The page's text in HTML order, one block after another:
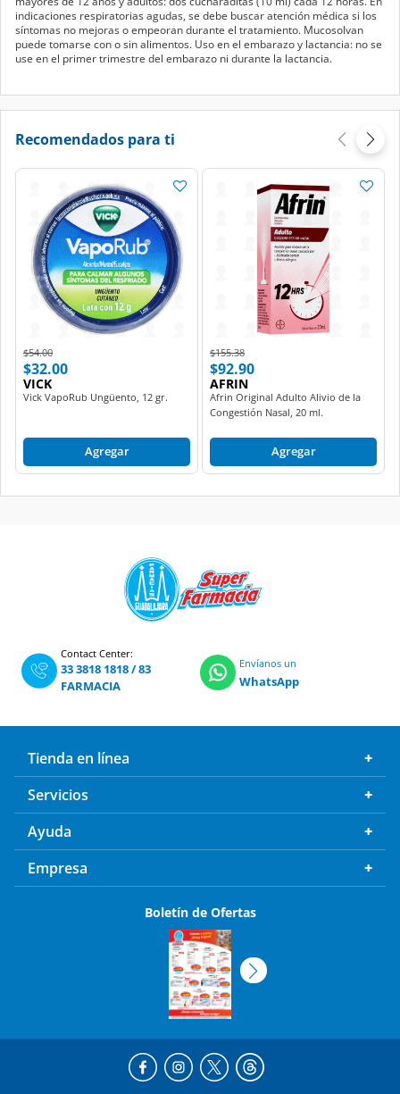
indicaciones respiratorias agudas, se debe buscar atención médica si los
síntomas no mejoras o empeoran durante el tratamiento. Mucosolvan
puede tomarse con o sin alimentos. Uso en el embarazo y lactancia: no se
use en el primer trimestre del embarazo ni durante la lactancia.
Recomendados para ti
Price reduced from
$54.00to
$32.00
VICK
Vick VapoRub Ungüento, 12 gr.
Agregar
Price reduced from
$155.38to
$92.90
AFRIN
Afrin Original Adulto Alivio de la
Congestión Nasal, 20 ml.
Agregar
Contact Center:
33 3818 1818/83
FARMACIA
Envíanos un
WhatsApp
Tienda en línea
Servicios
Ayuda
Empresa
Boletín de Ofertas